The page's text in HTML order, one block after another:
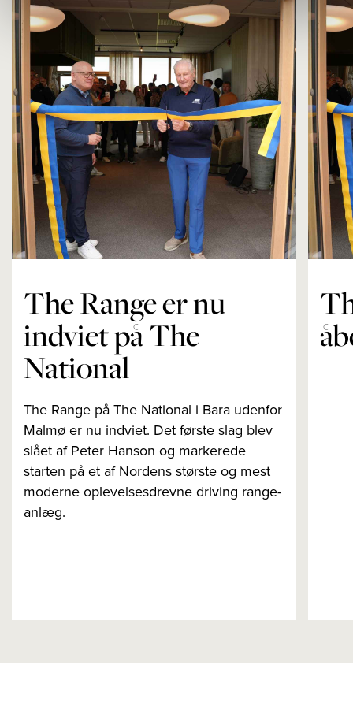
The Range er nu
indviet på The
National
The Range på The National i Bara udenfor
Malmø er nu indviet. Det første slag blev
slået af Peter Hanson og markerede
starten på et af Nordens største og mest
moderne oplevelsesdrevne driving range-
anlæg.